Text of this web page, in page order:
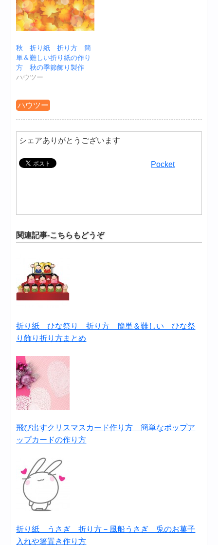
秋 折り紙 折り方 簡
単＆難しい折り紙の作り
方 秋の季節飾り製作
ハウツー
ハウツー
シェアありがとうございます
Pocket
関連記事-こちらもどうぞ
折り紙 ひな祭り 折り方 簡単＆難しい ひな祭
り飾り折り方まとめ
飛び出すクリスマスカード作り方 簡単なポップア
ップカードの作り方
折り紙 うさぎ 折り方－風船うさぎ 兎のお菓子
入れや箸置き作り方